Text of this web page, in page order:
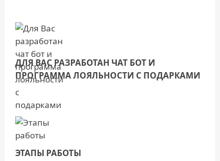
ДЛЯ ВАС РАЗРАБОТАН ЧАТ БОТ И
ПРОГРАММА ЛОЯЛЬНОСТИ С ПОДАРКАМИ
ЭТАПЫ РАБОТЫ